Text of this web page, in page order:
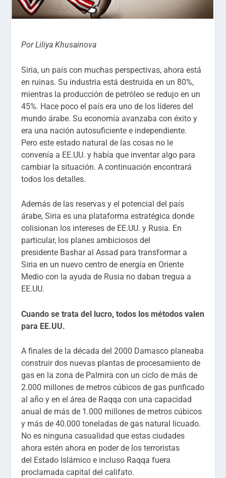
Por Liliya Khusainova
Siria, un país con muchas perspectivas, ahora está
en ruinas. Su industria está destruida en un 80%,
mientras la producción de petróleo se redujo en un
45%. Hace poco el país era uno de los líderes del
mundo árabe. Su economía avanzaba con éxito y
era una nación autosuficiente e independiente.
Pero este estado natural de las cosas no le
convenía a EE.UU. y había que inventar algo para
cambiar la situación. A continuación encontrará
todos los detalles.
Además de las reservas y el potencial del país
árabe, Siria es una plataforma estratégica donde
colisionan los intereses de EE.UU. y Rusia. En
particular, los planes ambiciosos del
presidente Bashar al Assad para transformar a
Siria en un nuevo centro de energía en Oriente
Medio con la ayuda de Rusia no daban tregua a
EE.UU.
Cuando se trata del lucro, todos los métodos valen
para EE.UU.
A finales de la década del 2000 Damasco planeaba
construir dos nuevas plantas de procesamiento de
gas en la zona de Palmira con un ciclo de más de
2.000 millones de metros cúbicos de gas purificado
al año y en el área de Raqqa con una capacidad
anual de más de 1.000 millones de metros cúbicos
y más de 40.000 toneladas de gas natural licuado.
No es ninguna casualidad que estas ciudades
ahora estén ahora en poder de los terroristas
del Estado Islámico e incluso Raqqa fuera
proclamada capital del califato.